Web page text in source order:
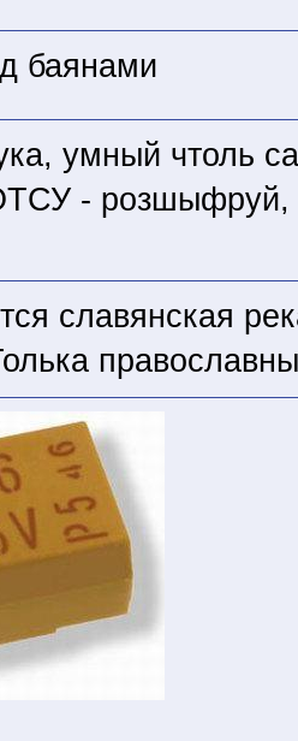
баянами
умный чтоль
- розшыфруй,
славянская